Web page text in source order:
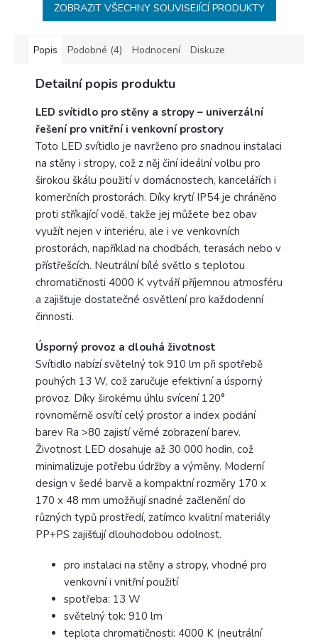
ZOBRAZIT VŠECHNY SOUVISEJÍCÍ PRODUKTY
Popis Podobné (4) Hodnocení Diskuze
Detailní popis produktu
LED svítidlo pro stěny a stropy – univerzální
řešení pro vnitřní i venkovní prostory
Toto LED svítidlo je navrženo pro snadnou instalaci
na stěny i stropy, což z něj činí ideální volbu pro
širokou škálu použití v domácnostech, kancelářích i
komerčních prostorách. Díky krytí IP54 je chráněno
proti stříkající vodě, takže jej můžete bez obav
využít nejen v interiéru, ale i ve venkovních
prostorách, například na chodbách, terasách nebo v
přístřešcích. Neutrální bílé světlo s teplotou
chromatičnosti 4000 K vytváří příjemnou atmosféru
a zajišťuje dostatečné osvětlení pro každodenní
činnosti.
Úsporný provoz a dlouhá životnost
Svítidlo nabízí světelný tok 910 lm při spotřebě
pouhých 13 W, což zaručuje efektivní a úsporný
provoz. Díky širokému úhlu svícení 120°
rovnoměrně osvítí celý prostor a index podání
barev Ra >80 zajistí věrné zobrazení barev.
Životnost LED dosahuje až 30 000 hodin, což
minimalizuje potřebu údržby a výměny. Moderní
design v šedé barvě a kompaktní rozměry 170 x
170 x 48 mm umožňují snadné začlenění do
různých typů prostředí, zatímco kvalitní materiály
PP+PS zajišťují dlouhodobou odolnost.
pro instalaci na stěny a stropy, vhodné pro
venkovní i vnitřní použití
spotřeba: 13 W
světelný tok: 910 lm
teplota chromatičnosti: 4000 K (neutrální